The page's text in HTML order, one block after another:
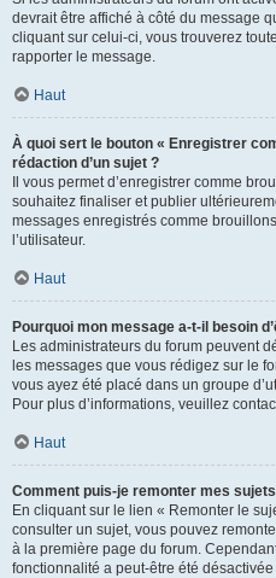
devrait être affiché à côté du message
cliquant sur celui-ci, vous trouverez
rapporter le message.
Haut
À quoi sert le bouton « Enregistrer
rédaction d’un sujet ?
Il vous permet d’enregistrer comme
souhaitez finaliser et publier
messages enregistrés comme
l’utilisateur.
Haut
Pourquoi mon message a-t-il besoin
Les administrateurs du forum peuvent
les messages que vous rédigez sur le
vous ayez été placé dans un groupe
Pour plus d’informations, veuillez
Haut
Comment puis-je remonter mes
En cliquant sur le lien « Remonter le
consulter un sujet, vous pouvez
à la première page du forum.
fonctionnalité a peut-être été